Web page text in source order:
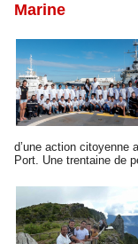
Marine
d’une action citoyenne
Port. Une trentaine de